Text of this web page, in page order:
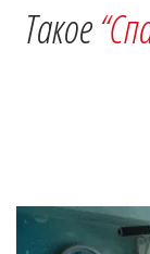
Такое